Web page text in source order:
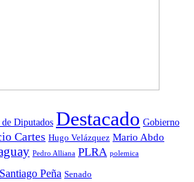
de Diputados Destacado Gobierno
Cartes Hugo Velázquez Mario Abdo
Pedro Alliana PLRA polemica
Santiago Peña Senado